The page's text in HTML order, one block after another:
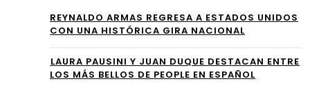
ÚN
EN
EN
roc
ánt
REYNALDO ARMAS REGRESA A ESTADOS UNIDOS
CON UNA HISTÓRICA GIRA NACIONAL
⁠LAURA PAUSINI Y JUAN DUQUE DESTACAN ENTRE
LOS MÁS BELLOS DE PEOPLE EN ESPAÑOL